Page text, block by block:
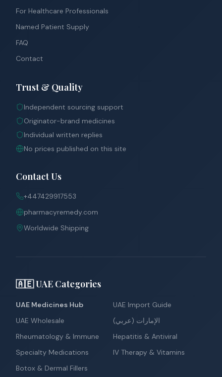
For Healthcare Professionals
Named Patient Supply
FAQ
Contact
Trust & Quality
Independent sourcing support
Originator-brand medicines
Individual written replies
No prices published on this site
Contact Us
+447429917553
pharmacyremedy.com
Worldwide Shipping
🇦🇪 UAE Categories
UAE Medicines Hub
UAE Import Guide
UAE Wholesale
الإمارات (عربي)
Rheumatology & Immune
Hepatitis & Antiviral
Specialty Medications
IV Therapy & Vitamins
Botox & Dermal Fillers